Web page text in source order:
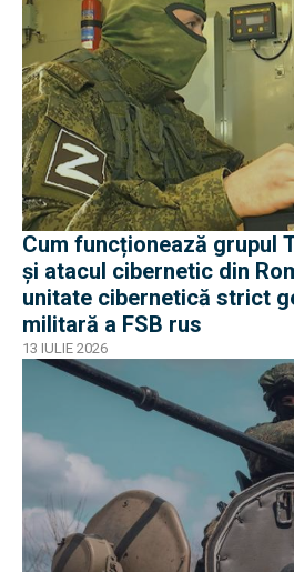
Cum funcționează grupul
și atacul cibernetic din
unitate cibernetică strict
militară a FSB rus
13 IULIE 2026